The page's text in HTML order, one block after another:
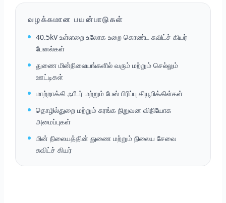
வழக்கமான பயன்பாடுகள்
40.5kV உள்ளறை உலோக உறை கொண்ட சுவிட்ச் கியர்
பேனல்கள்
துணை மின்நிலையங்களில் வரும் மற்றும் செல்லும்
ஊட்டிகள்
மாற்றாக்கி ஃபீடர் மற்றும் பேஸ் பிரிப்பு கியூபிக்கிள்கள்
தொழில்துறை மற்றும் சுரங்க நிறுவன விநியோக
அமைப்புகள்
மின் நிலையத்தின் துணை மற்றும் நிலைய சேவை
சுவிட்ச் கியர்